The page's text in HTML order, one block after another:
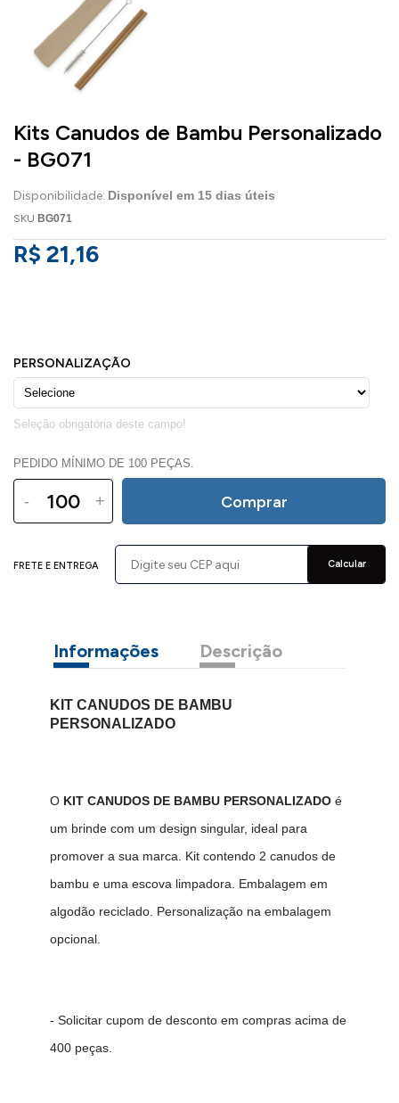
Kits Canudos de Bambu Personalizado
- BG071
Disponibilidade: Disponível em 15 dias úteis
SKU BG071
R$ 21,16
PEDIDO MÍNIMO DE 100 PEÇAS.
- + Comprar
FRETE E ENTREGA Calcular
Informações Descrição
KIT CANUDOS DE BAMBU
PERSONALIZADO
OKIT CANUDOS DE BAMBU PERSONALIZADOé
um brinde com um design singular, ideal para
promover a sua marca. Kit contendo 2 canudos de
bambu e uma escova limpadora. Embalagem em
algodão reciclado. Personalização na embalagem
opcional.
- Solicitar cupom de desconto em compras acima de
400 peças.